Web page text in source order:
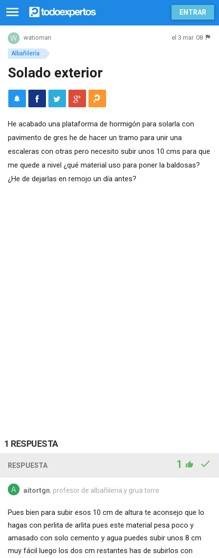
ENTRAR
Albañilería
watioman el 3 mar. 08
Solado exterior
He acabado una plataforma de hormigón para solarla con
pavimento de gres he de hacer un tramo para unir una
escaleras con otras pero necesito subir unos 10 cms para que
me quede a nivel ¿qué material uso para poner la baldosas?
¿He de dejarlas en remojo un día antes?
1 RESPUESTA
RESPUESTA 1
aitortgn, profesor de albañileria y grua torre
Pues bien para subir esos 10 cm de altura te aconsejo que lo
hagas con perlita de arlita pues este material pesa poco y
amasado con solo cemento y agua puedes subir unos 8 cm
muy fácil luego los dos cm restantes has de subirlos con